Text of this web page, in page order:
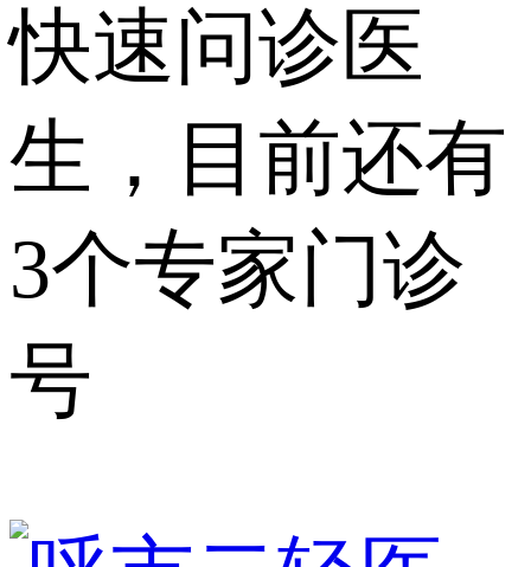
快速问诊医
生，目前还有
3个专家门诊
号